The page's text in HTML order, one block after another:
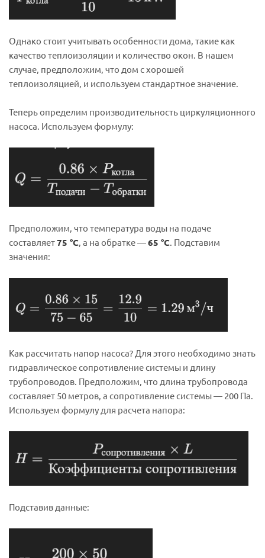
Однако стоит учитывать особенности дома, такие как
качество теплоизоляции и количество окон. В нашем
случае, предположим, что дом с хорошей
теплоизоляцией, и используем стандартное значение.
Теперь определим производительность циркуляционного
насоса. Используем формулу:
Предположим, что температура воды на подаче
составляет75 °C, а на обратке —65 °C. Подставим
значения:
Как рассчитать напор насоса? Для этого необходимо знать
гидравлическое сопротивление системы и длину
трубопроводов. Предположим, что длина трубопровода
составляет 50 метров, а сопротивление системы — 200 Па.
Используем формулу для расчета напора:
Подставив данные: